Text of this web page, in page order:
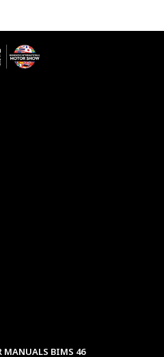
MANUALS BIMS 46